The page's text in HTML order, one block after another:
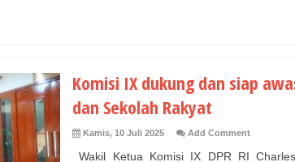
Komisi IX dukung dan siap
dan Sekolah Rakyat
Kamis, 10 Juli 2025 Add Comment
Wakil Ketua Komisi IX DPR RI